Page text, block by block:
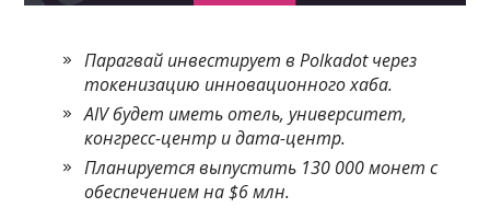
Парагвай инвестирует в Polkadot через
токенизацию инновационного хаба.
AIV будет иметь отель, университет,
конгресс-центр и дата-центр.
Планируется выпустить 130 000 монет с
обеспечением на $6 млн.